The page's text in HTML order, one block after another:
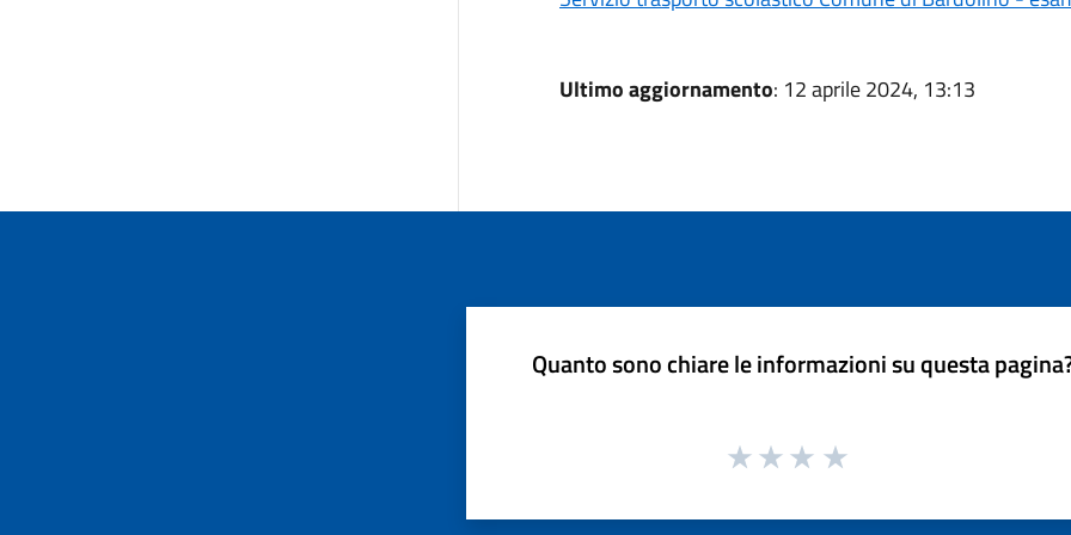
Ultimo aggiornamento: 12 aprile 2024, 13:13
Quanto sono chiare le informazioni su questa